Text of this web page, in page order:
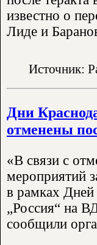
известно о
Лиде и
Источник:
Дни
отменены
«В связи с
мероприятий
в рамках Дней
„Россия“ на
сообщили